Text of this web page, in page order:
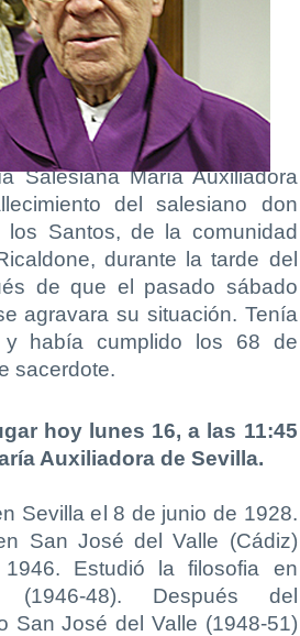
Salesiana María Auxiliadora
del salesiano don
los Santos, de la comunidad
durante la tarde del
de que el pasado sábado
agravara su situación. Tenía
había cumplido los 68 de
sacerdote.
hoy lunes 16, a las 11:45
Auxiliadora de Sevilla.
Sevilla el 8 de junio de 1928.
San José del Valle (Cádiz)
Estudió la filosofia en
(1946-48). Después del
San José del Valle (1948-51)